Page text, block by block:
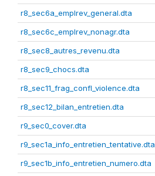
r8_sec6a_emplrev_general.dta
r8_sec6c_emplrev_nonagr.dta
r8_sec8_autres_revenu.dta
r8_sec9_chocs.dta
r8_sec11_frag_confl_violence.dta
r8_sec12_bilan_entretien.dta
r9_sec0_cover.dta
r9_sec1a_info_entretien_tentative.dta
r9_sec1b_info_entretien_numero.dta